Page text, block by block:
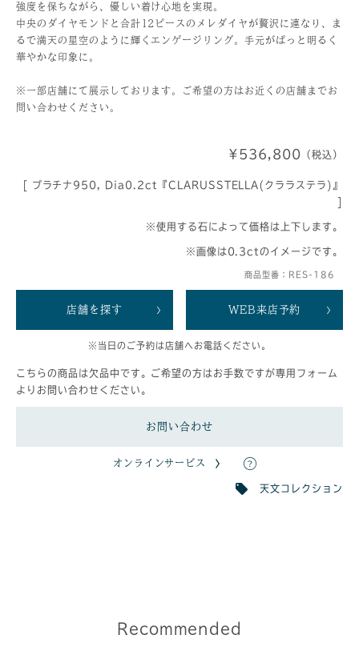
強度を保ちながら、優しい着け心地を実現。
中央のダイヤモンドと合計12ピースのメレダイヤが贅沢に連なり、ま
るで満天の星空のように輝くエンゲージリング。手元がぱっと明るく
華やかな印象に。
※一部店舗にて展示しております。ご希望の方はお近くの店舗までお
問い合わせください。
¥536,800 （税込）
[ プラチナ950, Dia0.2ct『CLARUSSTELLA(クララステラ)』
]
※使用する石によって価格は上下します。
※画像は0.3ctのイメージです。
商品型番：RES-186
店舗を探す WEB来店予約
※当日のご予約は店舗へお電話ください。
こちらの商品は欠品中です。ご希望の方はお手数ですが専用フォーム
よりお問い合わせください。
お問い合わせ
オンラインサービス
天文コレクション
Recommended